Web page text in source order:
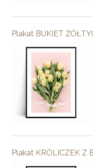
Plakat BUKIET
Plakat KRÓLICZEK Z